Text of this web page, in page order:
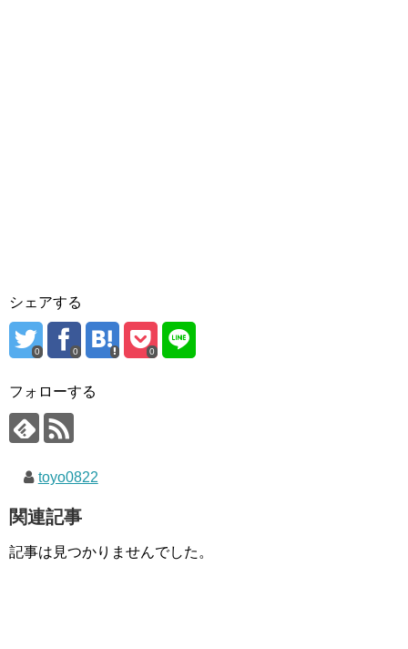
シェアする
0 0 0
フォローする
toyo0822
関連記事
記事は見つかりませんでした。